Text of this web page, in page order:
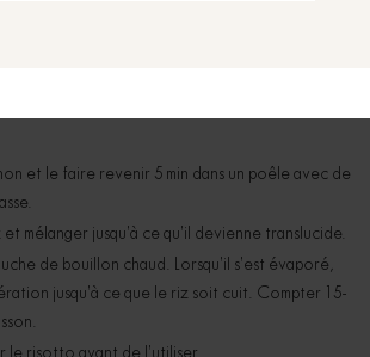
et le faire revenir 5 min dans un poêle avec de
mélanger jusqu’à ce qu’il devienne translucide.
de bouillon chaud. Lorsqu’il s’est évaporé,
jusqu’à ce que le riz soit cuit. Compter 15-